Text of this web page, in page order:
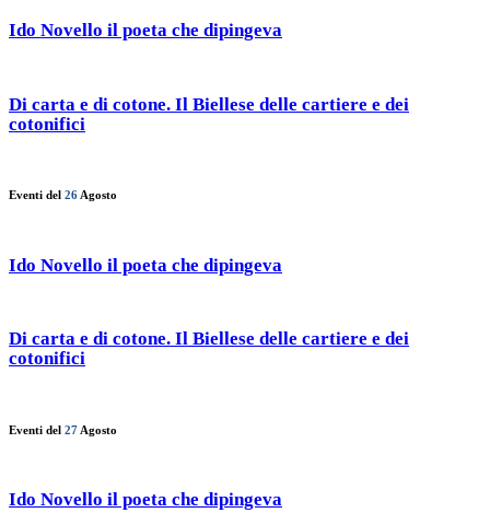
Ido Novello il poeta che dipingeva
Di carta e di cotone. Il Biellese delle cartiere e dei
cotonifici
Eventi del 26 Agosto
Ido Novello il poeta che dipingeva
Di carta e di cotone. Il Biellese delle cartiere e dei
cotonifici
Eventi del 27 Agosto
Ido Novello il poeta che dipingeva